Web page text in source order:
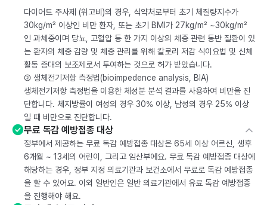
다이어트 주사제 (위고비)의 경우, 식약처로부터 초기 체질량지수가
30kg/m² 이상인 비만 환자, 또는 초기 BMI가 27kg/m² ~30kg/m²
인 과체중이며 당뇨, 고혈압 등 한 가지 이상의 체중 관련 동반 질환이 있
는 환자의 체중 감량 및 체중 관리를 위해 칼로리 저감 식이요법 및 신체
활동 증대의 보조제로서 투여하는 것으로 허가 받았습니다.
② 생체전기저항 측정법(bioimpedence analysis, BIA)
생체전기저항 측정법을 이용한 체성분 분석 결과를 사용하여 비만을 진
단합니다. 체지방률이 여성의 경우 30% 이상, 남성의 경우 25% 이상
일 때 비만으로 진단합니다.
무료 독감 예방접종 대상
정부에서 제공하는 무료 독감 예방접종 대상은 65세 이상 어르신, 생후
6개월 ~ 13세의 어린이, 그리고 임산부에요. 무료 독감 예방접종 대상에
해당하는 경우, 정부 지정 의료기관과 보건소에서 무료로 독감 예방접종
을 할 수 있어요. 이외 일반인은 일반 의료기관에서 유료 독감 예방접종
을 진행해야 해요.